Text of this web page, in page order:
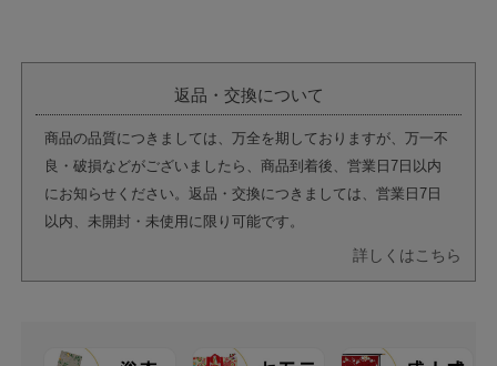
返品・交換について
商品の品質につきましては、万全を期しておりますが、万一不
良・破損などがございましたら、商品到着後、営業日7日以内
にお知らせください。返品・交換につきましては、営業日7日
以内、未開封・未使用に限り可能です。
詳しくはこちら